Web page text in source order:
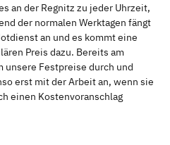
an der Regnitz zu jeder Uhrzeit,
der normalen Werktagen fängt
an und es kommt eine
Preis dazu. Bereits am
unsere Festpreise durch und
erst mit der Arbeit an, wenn sie
einen Kostenvoranschlag